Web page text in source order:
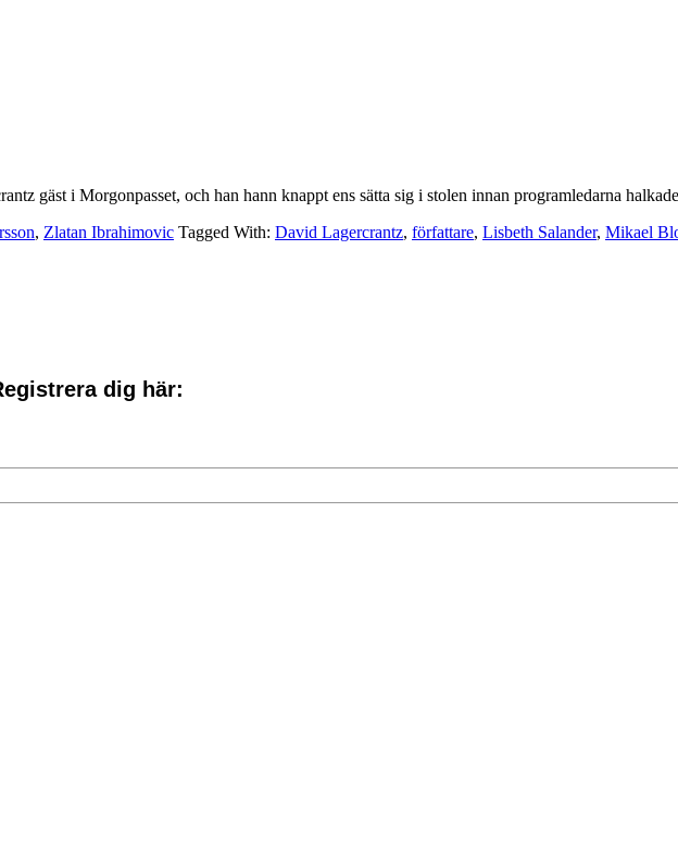
gäst i Morgonpasset, och han hann knappt ens sätta sig i stolen innan programledarna
, Zlatan Ibrahimovic Tagged With: David Lagercrantz, författare, Lisbeth Salander, Mikael
dig här: